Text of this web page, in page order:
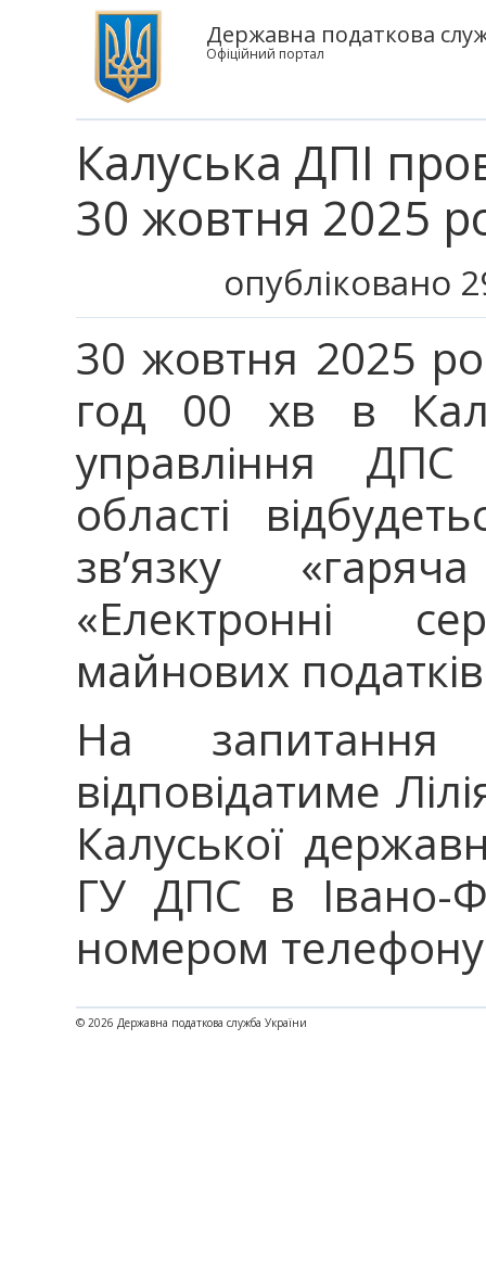
Державна податкова
Офіційний портал
Калуська ДПІ
30 жовтня 2025
опубліковано
30 жовтня 2025
год 00 хв в
управління ДПС
області
зв’язку
«Електронні
майнових
На запитання
відповідатиме
Калуської
ГУ ДПС в Івано-
номером
© 2026 Державна податкова служба України